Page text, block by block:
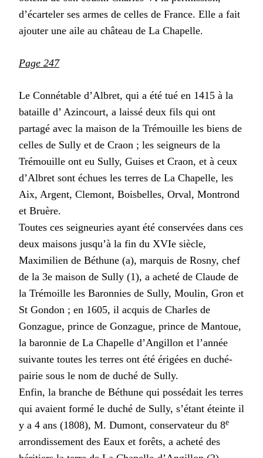
d’écarteler ses armes de celles de France. Elle a fait
ajouter une aile au château de La Chapelle.
Page 247
Le Connétable d’Albret, qui a été tué en 1415 à la
bataille d’ Azincourt, a laissé deux fils qui ont
partagé avec la maison de la Trémouille les biens de
celles de Sully et de Craon ; les seigneurs de la
Trémouille ont eu Sully, Guises et Craon, et à ceux
d’Albret sont échues les terres de La Chapelle, les
Aix, Argent, Clemont, Boisbelles, Orval, Montrond
et Bruère.
Toutes ces seigneuries ayant été conservées dans ces
deux maisons jusqu’à la fin du XVIe siècle,
Maximilien de Béthune (a), marquis de Rosny, chef
de la 3e maison de Sully (1), a acheté de Claude de
la Trémoille les Baronnies de Sully, Moulin, Gron et
St Gondon ; en 1605, il acquis de Charles de
Gonzague, prince de Gonzague, prince de Mantoue,
la baronnie de La Chapelle d’Angillon et l’année
suivante toutes les terres ont été érigées en duché-
pairie sous le nom de duché de Sully.
Enfin, la branche de Béthune qui possédait les terres
qui avaient formé le duché de Sully, s’étant éteinte il
y a 4 ans (1808), M. Dumont, conservateur du 8e
arrondissement des Eaux et forêts, a acheté des